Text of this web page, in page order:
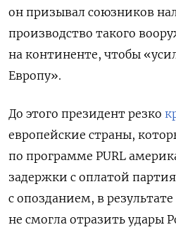
он призывал союзников
производство такого
на континенте, чтобы
Европу».
До этого президент резко
европейские страны,
по программе PURL
задержки с оплатой
с опозданием, в
не смогла отразить удары